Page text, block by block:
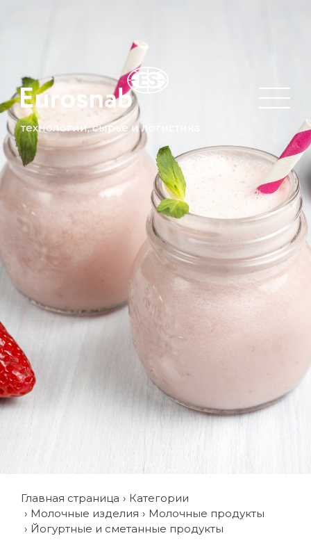
технологии, сырье и логистика
Главная страница
Категории
Молочные изделия
Молочные продукты
Йогуртные и сметанные продукты